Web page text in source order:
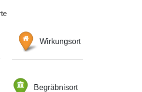
Wirkungsort
Begräbnisort